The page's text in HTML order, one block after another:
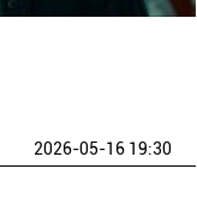
2026-05-16 19:30